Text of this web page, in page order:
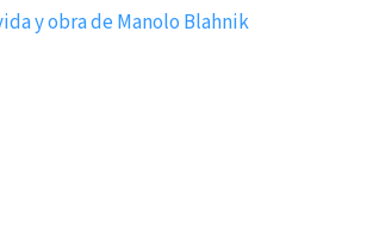
y obra de Manolo Blahnik